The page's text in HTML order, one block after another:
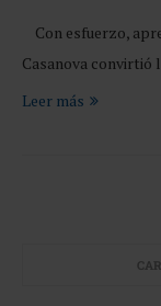
Con esfuerzo,
Casanova
Leer más